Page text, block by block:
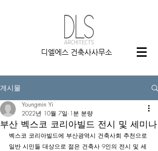
디엘에스 건축사사무소
게시물
부산 벡스코 코리아빌드 전시 및 세미나
Youngmin Yi
2022년 10월 7일 1분 분량
벡스코 코리아빌드에 부산광역시 건축사회 추천으로
일반 시민들 대상으로 젊은 건축사 9인의 전시 및 세